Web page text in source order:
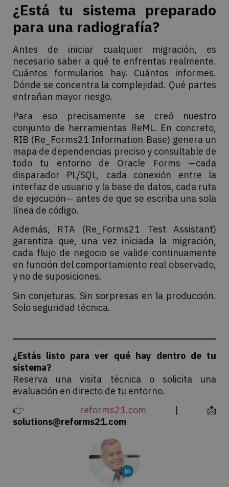
¿Está tu sistema preparado
para una radiografía?
Antes de iniciar cualquier migración, es
necesario saber a qué te enfrentas realmente.
Cuántos formularios hay. Cuántos informes.
Dónde se concentra la complejidad. Qué partes
entrañan mayor riesgo.
Para eso precisamente se creó nuestro
conjunto de herramientas ReML. En concreto,
RIB (Re_Forms21 Information Base) genera un
mapa de dependencias preciso y consultable de
todo tu entorno de Oracle Forms —cada
disparador PL/SQL, cada conexión entre la
interfaz de usuario y la base de datos, cada ruta
de ejecución— antes de que se escriba una sola
línea de código.
Además, RTA (Re_Forms21 Test Assistant)
garantiza que, una vez iniciada la migración,
cada flujo de negocio se valide continuamente
en función del comportamiento real observado,
y no de suposiciones.
Sin conjeturas. Sin sorpresas en la producción.
Solo seguridad técnica.
¿Estás listo para ver qué hay dentro de tu
sistema?
Reserva una visita técnica o solicita una
evaluación en directo de tu entorno.
👉 reforms21.com | 📩
solutions@reforms21.com